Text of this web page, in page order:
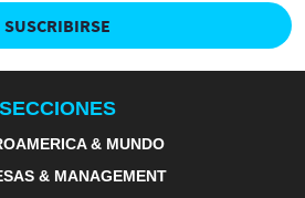
SUSCRIBIRSE
SECCIONES
& MUNDO
& MANAGEMENT